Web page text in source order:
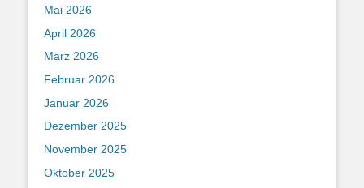
Mai 2026
April 2026
März 2026
Februar 2026
Januar 2026
Dezember 2025
November 2025
Oktober 2025